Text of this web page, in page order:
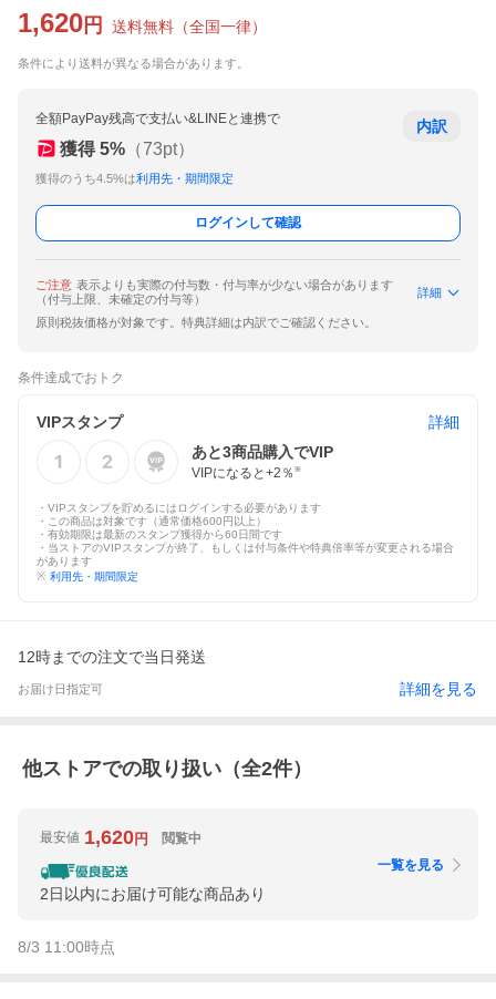
1,620 円 送料無料 （全国一律）
条件により送料が異なる場合があります。
全額PayPay残高で支払い&LINEと連携で
獲得 5% （73pt）
獲得のうち4.5%は利用先・期間限定
内訳
ログインして確認
ご注意 表示よりも実際の付与数・付与率が少ない場合があります
（付与上限、未確定の付与等）
詳細
原則税抜価格が対象です。特典詳細は内訳でご確認ください。
条件達成でおトク
VIPスタンプ
詳細
あと3商品購入でVIP
VIPになると+2 ％ ※
・VIPスタンプを貯めるにはログインする必要があります
・この商品は対象です（通常価格600円以上）
・有効期限は最新のスタンプ獲得から60日間です
・当ストアのVIPスタンプが終了、もしくは付与条件や特典倍率等が変更される場合
があります
※ 利用先・期間限定
12時までの注文で当日発送
お届け日指定可 詳細を見る
他ストアでの取り扱い（全2件）
最安値 1,620円 閲覧中
2日以内にお届け可能な商品あり
一覧を見る
8/3 11:00時点